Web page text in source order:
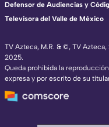
TV Azteca, M.R. & ©, TV
2025.
Queda prohibida la
expresa y por escrito de su
Defensor de Audiencias y
Televisora del Valle de México